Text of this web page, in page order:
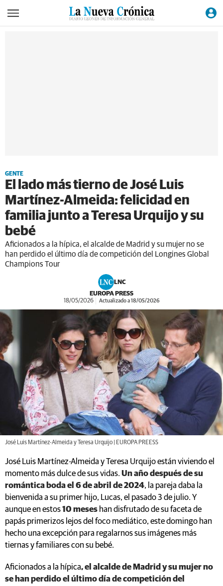
GENTE
El lado más tierno de José Luis
Martínez-Almeida: felicidad en
familia junto a Teresa Urquijo y su
bebé
Aficionados a la hípica, el alcalde de Madrid y su mujer no se
han perdido el último día de competición del Longines Global
Champions Tour
LNC
EUROPA PRESS
18/05/2026 Actualizado a 18/05/2026
José Luis Martínez-Almeida y Teresa Urquijo | EUROPA PREESS
José Luis Martínez-Almeida y Teresa Urquijo están viviendo el
momento más dulce de sus vidas. Un año después de su
romántica boda el 6 de abril de 2024, la pareja daba la
bienvenida a su primer hijo, Lucas, el pasado 3 de julio. Y
aunque en estos10 meses han disfrutado de su faceta de
papás primerizos lejos del foco mediático, este domingo han
hecho una excepción para regalarnos sus imágenes más
tiernas y familiares con su bebé.
Aficionados a la hípica, el alcalde de Madrid y su mujer no
se han perdido el último día de competición del